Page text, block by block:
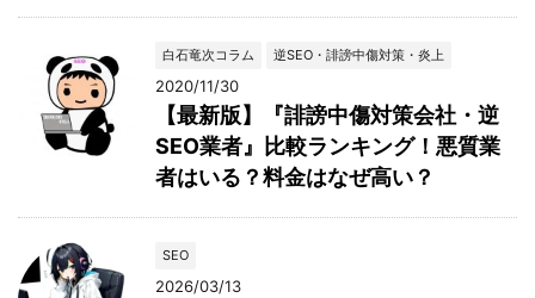
白石竜次コラム 逆SEO・誹謗中傷対策・炎上
2020/11/30
【最新版】『誹謗中傷対策会社・逆
SEO業者』比較ランキング！悪質業
者はいる？料金はなぜ高い？
SEO
2026/03/13